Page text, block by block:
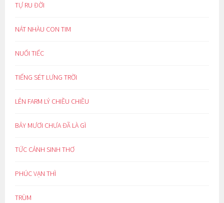
TỰ RU ĐỜI
NÁT NHÀU CON TIM
NUỐI TIẾC
TIẾNG SÉT LƯNG TRỜI
LÊN FARM LÝ CHIỀU CHIỀU
BẢY MƯƠI CHƯA ĐÃ LÀ GÌ
TỨC CẢNH SINH THƠ
PHÚC VẠN THÌ
TRÙM